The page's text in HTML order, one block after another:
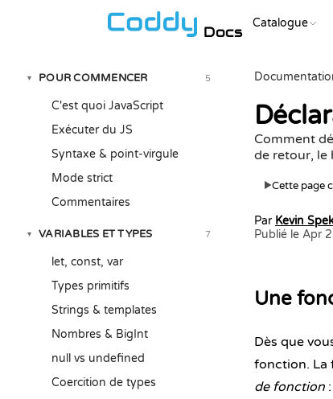
Docs Catalogue
▾ POUR COMMENCER 5
C'est quoi JavaScript
Exécuter du JS
Syntaxe & point-virgule
Mode strict
Commentaires
▾ VARIABLES ET TYPES 7
let, const, var
Types primitifs
Strings & templates
Nombres & BigInt
null vs undefined
Coercition de types
Comment
de retour, le
▶Cette page
Par Kevin
Publié le Apr
Une
Dès que
fonction. La
de fonction